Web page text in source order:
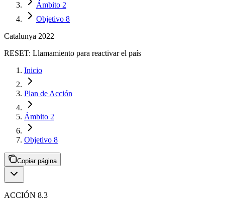
Ámbito 2
Objetivo 8
Catalunya 2022
RESET: Llamamiento para reactivar el país
Inicio
Plan de Acción
Ámbito 2
Objetivo 8
Copiar página
ACCIÓN 8.3